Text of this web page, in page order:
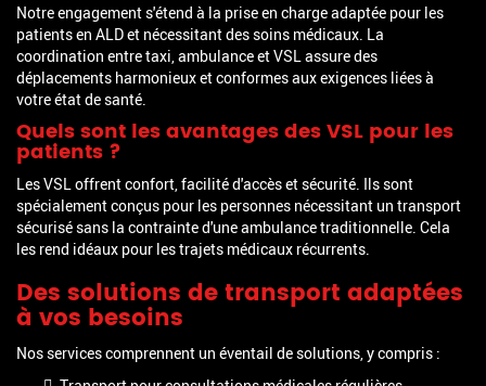
Notre engagement s'étend à la prise en charge adaptée pour les
patients en ALD et nécessitant des soins médicaux. La
coordination entre taxi, ambulance et VSL assure des
déplacements harmonieux et conformes aux exigences liées à
votre état de santé.
Quels sont les avantages des VSL pour les
patients ?
Les VSL offrent confort, facilité d'accès et sécurité. Ils sont
spécialement conçus pour les personnes nécessitant un transport
sécurisé sans la contrainte d'une ambulance traditionnelle. Cela
les rend idéaux pour les trajets médicaux récurrents.
Des solutions de transport adaptées
à vos besoins
Nos services comprennent un éventail de solutions, y compris :